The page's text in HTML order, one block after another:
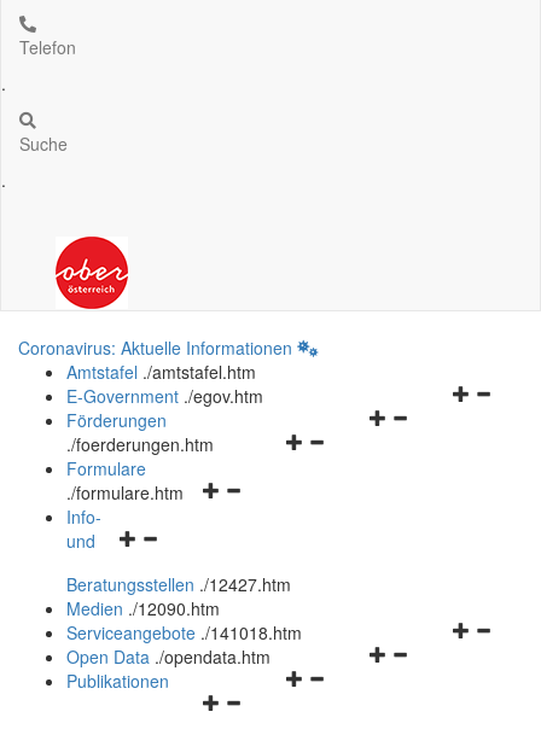
Telefon
.
Suche
.
Coronavirus: Aktuelle Informationen
Amtstafel ./amtstafel.htm
Navigationsmenü
E-Government ./egov.htm
Navigationsmenü
Förderungen
./foerderungen.htm
Navigationsmenü
Formulare
./formulare.htm
Navigationsmenü
und
schließen
Info-
und
Beratungsstellen ./12427.htm
Medien ./12090.htm
Navigationsmenü
Serviceangebote ./141018.htm
Navigationsmenü
Open Data ./opendata.htm
Navigationsmenü
Publikationen